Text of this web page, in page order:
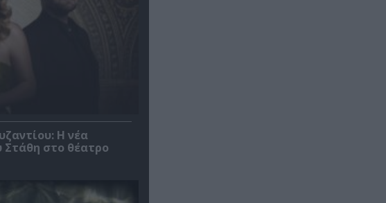
Η νέα
στο θέατρο